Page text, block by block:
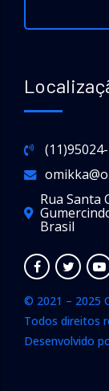
Rua Santa
Brasil
© 2021 – 2025
Todos direitos
Desenvolvido